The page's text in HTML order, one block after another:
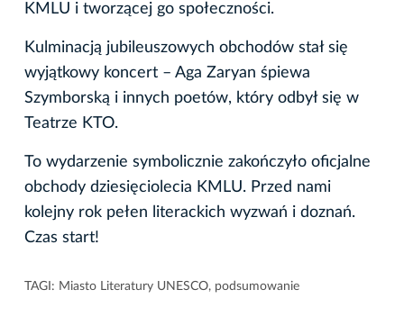
KMLU i tworzącej go społeczności.
Kulminacją jubileuszowych obchodów stał się
wyjątkowy koncert – Aga Zaryan śpiewa
Szymborską i innych poetów, który odbył się w
Teatrze KTO.
To wydarzenie symbolicznie zakończyło oficjalne
obchody dziesięciolecia KMLU. Przed nami
kolejny rok pełen literackich wyzwań i doznań.
Czas start!
TAGI: Miasto Literatury UNESCO, podsumowanie